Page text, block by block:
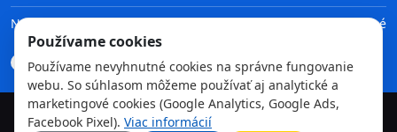
Ne
Zatvorené
Doprava Platba Obchodné podmienky GDPR
©2026TvojaFarba.sk • Všetky práva vyhradené
Používame cookies
Používame nevyhnutné cookies na správne fungovanie
webu. So súhlasom môžeme používať aj analytické a
marketingové cookies (Google Analytics, Google Ads,
Facebook Pixel). Viac informácií